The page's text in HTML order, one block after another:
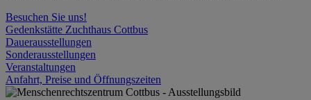
Besuchen Sie uns!
Gedenkstätte Zuchthaus Cottbus
Dauerausstellungen
Sonderausstellungen
Veranstaltungen
Anfahrt, Preise und Öffnungszeiten